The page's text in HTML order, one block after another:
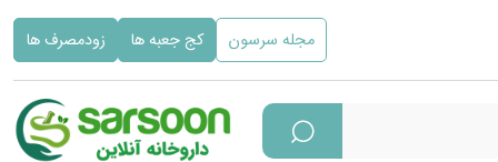
مجله سرسون کج جعبه ها زودمصرف ها